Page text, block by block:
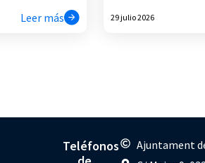
Leer más 29 julio 2026
Teléfonos
Ajuntament